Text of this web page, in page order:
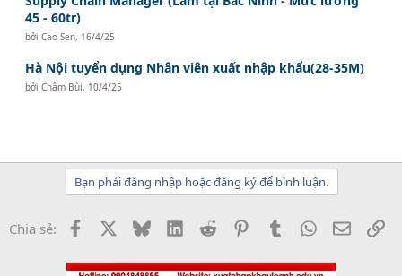
45 - 60tr)
bởiCao Sen, 16/4/25
Hà Nội tuyển dụng Nhân viên xuất nhập khẩu(28-35M)
bởiChâm Bùi, 10/4/25
Bạn phải đăng nhập hoặc đăng ký để bình luận.
Chia sẻ: Facebook BlueskyLinkedInReddit PinterestTumblrWhatsApp
Email